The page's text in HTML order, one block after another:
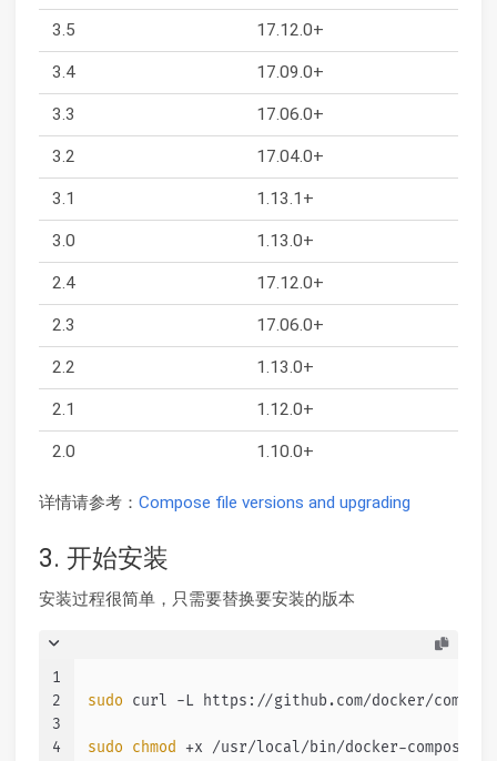
3.5 17.12.0+
3.4 17.09.0+
3.3 17.06.0+
3.2 17.04.0+
3.1 1.13.1+
3.0 1.13.0+
2.4 17.12.0+
2.3 17.06.0+
2.2 1.13.0+
2.1 1.12.0+
2.0 1.10.0+
详情请参考： Compose file versions and upgrading
3. 开始安装
安装过程很简单，只需要替换要安装的版本
1
2
3
4
sudo curl -L https://github.com/docker/
sudo chmod +x /usr/local/bin/docker-compose